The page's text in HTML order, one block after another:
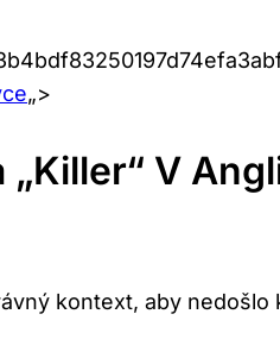
„>
V
kontext, aby